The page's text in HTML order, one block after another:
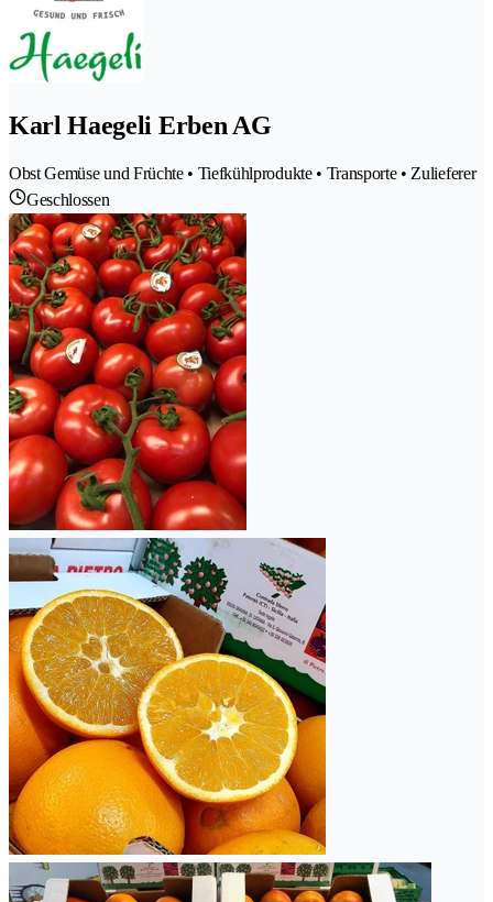
Karl Haegeli Erben AG
Obst Gemüse und Früchte • Tiefkühlprodukte • Transporte • Zulieferer
Geschlossen